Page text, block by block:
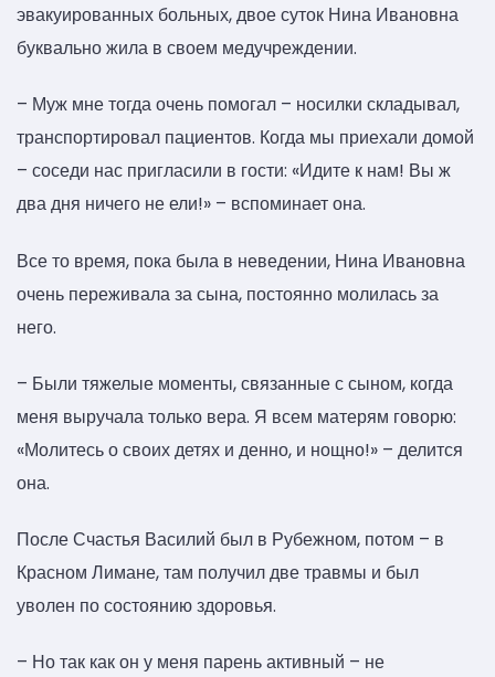
эвакуированных больных, двое суток Нина Ивановна
буквально жила в своем медучреждении.
– Муж мне тогда очень помогал – носилки складывал,
транспортировал пациентов. Когда мы приехали домой
– соседи нас пригласили в гости: «Идите к нам! Вы ж
два дня ничего не ели!» – вспоминает она.
Все то время, пока была в неведении, Нина Ивановна
очень переживала за сына, постоянно молилась за
него.
– Были тяжелые моменты, связанные с сыном, когда
меня выручала только вера. Я всем матерям говорю:
«Молитесь о своих детях и денно, и нощно!» – делится
она.
После Счастья Василий был в Рубежном, потом – в
Красном Лимане, там получил две травмы и был
уволен по состоянию здоровья.
– Но так как он у меня парень активный – не